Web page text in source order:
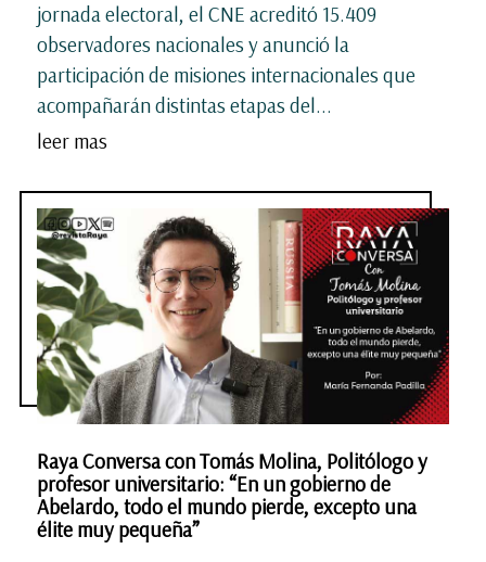
jornada electoral, el CNE acreditó 15.409
observadores nacionales y anunció la
participación de misiones internacionales que
acompañarán distintas etapas del...
leer mas
Raya Conversa con Tomás Molina, Politólogo y
profesor universitario: “En un gobierno de
Abelardo, todo el mundo pierde, excepto una
élite muy pequeña”